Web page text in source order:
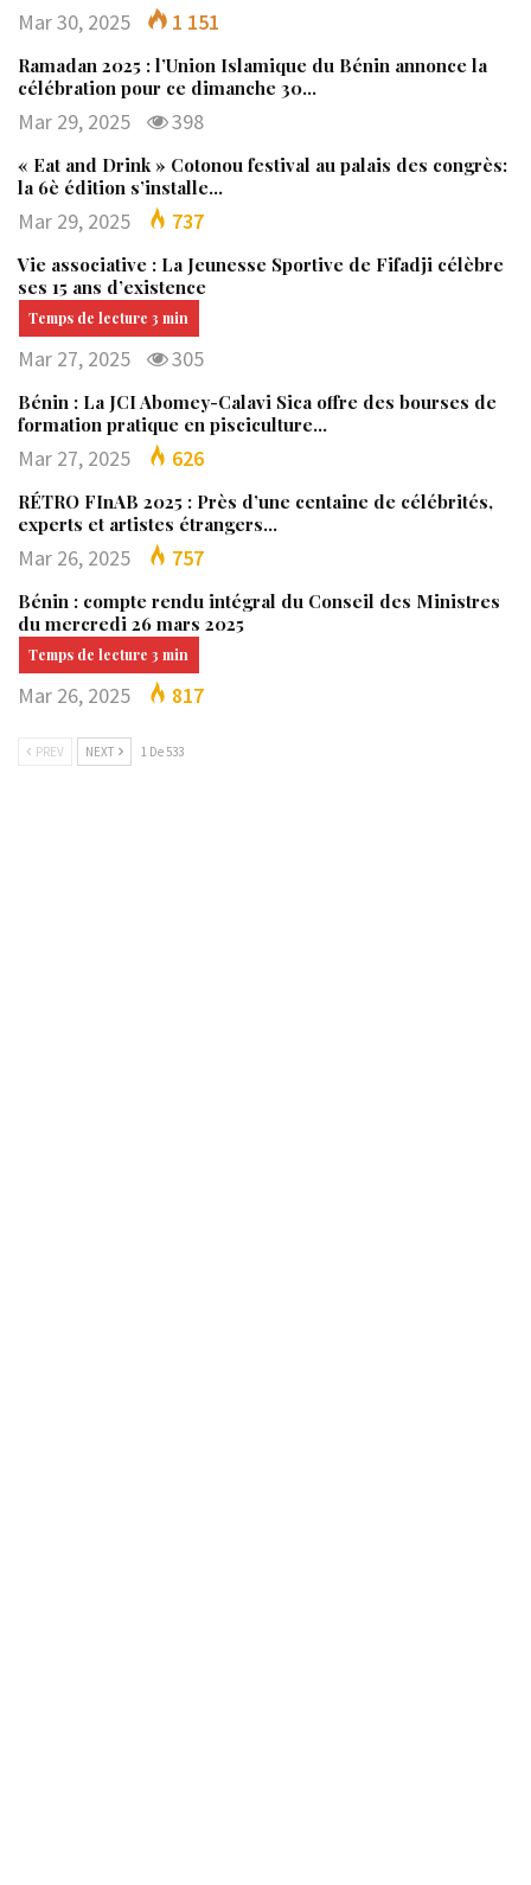
Mar 30, 2025 1 151
Ramadan 2025 : l’Union Islamique du Bénin annonce la
célébration pour ce dimanche 30…
Mar 29, 2025 398
« Eat and Drink » Cotonou festival au palais des congrès:
la 6è édition s’installe…
Mar 29, 2025 737
Vie associative : La Jeunesse Sportive de Fifadji célèbre
ses 15 ans d’existence
Mar 27, 2025 305
Bénin : La JCI Abomey-Calavi Sica offre des bourses de
formation pratique en pisciculture…
Mar 27, 2025 626
RÉTRO FInAB 2025 : Près d’une centaine de célébrités,
experts et artistes étrangers…
Mar 26, 2025 757
Bénin : compte rendu intégral du Conseil des Ministres
du mercredi 26 mars 2025
Mar 26, 2025 817
PREV NEXT 1 De 533